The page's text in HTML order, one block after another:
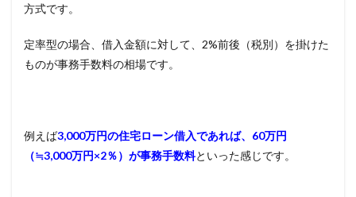
方式です。
定率型の場合、借入金額に対して、2%前後（税別）を掛けた
ものが事務手数料の相場です。
例えば3,000万円の住宅ローン借入であれば、60万円
（≒3,000万円×2％）が事務手数料といった感じです。